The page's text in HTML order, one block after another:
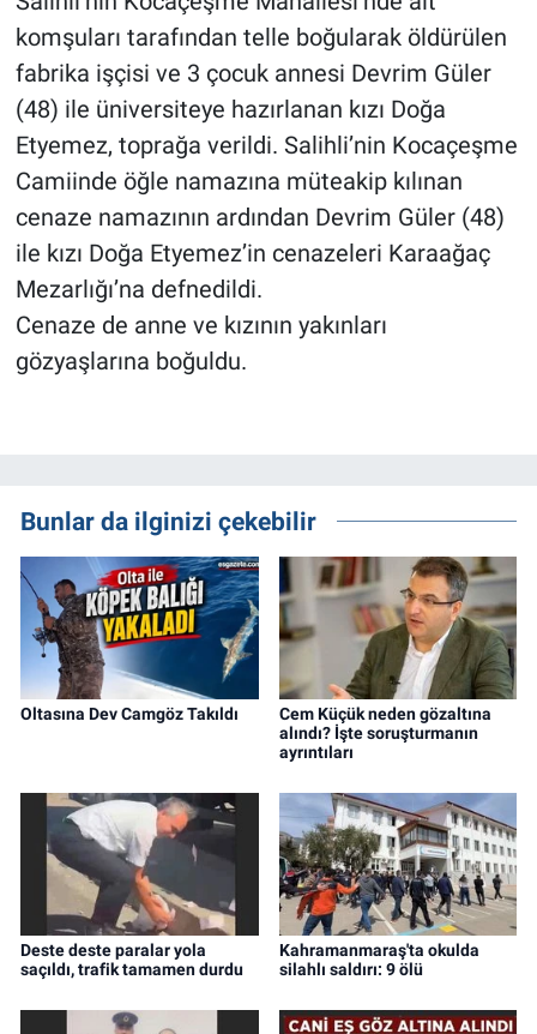
komşuları tarafından telle boğularak öldürülen
fabrika işçisi ve 3 çocuk annesi Devrim Güler
(48) ile üniversiteye hazırlanan kızı Doğa
Etyemez, toprağa verildi. Salihli’nin Kocaçeşme
Camiinde öğle namazına müteakip kılınan
cenaze namazının ardından Devrim Güler (48)
ile kızı Doğa Etyemez’in cenazeleri Karaağaç
Mezarlığı’na defnedildi.
Cenaze de anne ve kızının yakınları
gözyaşlarına boğuldu.
Bunlar da ilginizi çekebilir
Oltasına Dev Camgöz Takıldı
Cem Küçük neden gözaltına
alındı? İşte soruşturmanın
ayrıntıları
Deste deste paralar yola
saçıldı, trafik tamamen durdu
Kahramanmaraş'ta okulda
silahlı saldırı: 9 ölü